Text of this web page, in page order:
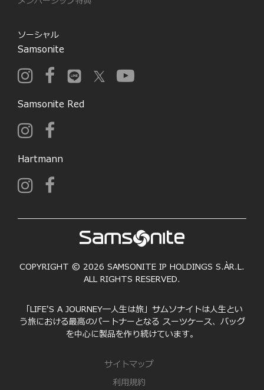
ソーシャル
Samsonite
Samsonite Red
Hartmann
COPYRIGHT © 2026 SAMSONITE IP HOLDINGS S.ÀR.L.
ALL RIGHTS RESERVED.
「LIFE'S A JOURNEY―人生は旅」サムソナイトは人生とい
う旅における最高のパートナーとなる スーツケース、バッグ
を中心に製品を作り続けています。
サイトマップ
利用規約